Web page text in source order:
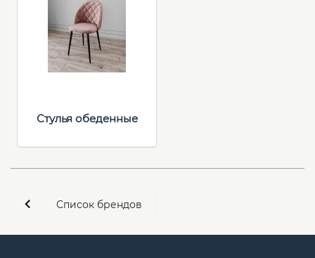
Стулья обеденные
Список брендов